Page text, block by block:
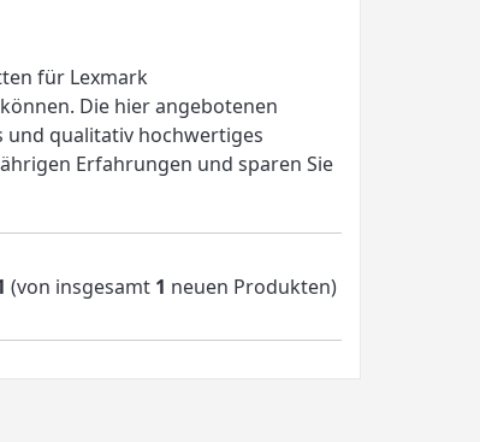
für Lexmark
Die hier angebotenen
qualitativ hochwertiges
Erfahrungen und sparen Sie
(von insgesamt 1 neuen Produkten)